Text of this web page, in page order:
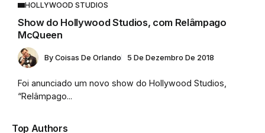
Top Authors
HOLLYWOOD STUDIOS
Show do Hollywood Studios, com Relâmpago
McQueen
By Coisas De Orlando 5 De Dezembro De 2018
Foi anunciado um novo show do Hollywood Studios,
“Relâmpago...